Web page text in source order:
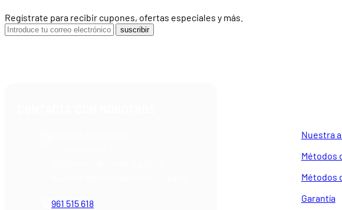
Regístrate para recibir cupones, ofertas especiales y más.
suscribir
961 515 618
Nuestra
Métodos
Métodos
Garantía